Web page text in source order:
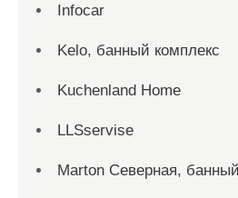
Infocar
Kelo, банный комплекс
Kuchenland Home
LLSservise
Marton Северная,